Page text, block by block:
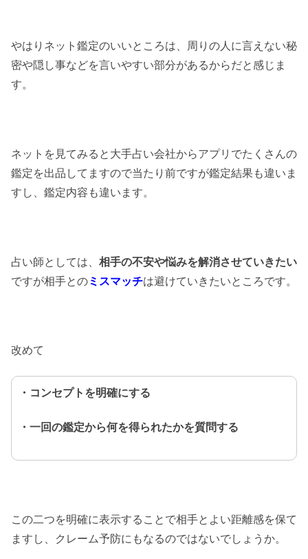
やはりネット鑑定のいいところは、周りの人に言えない秘
密や隠し事などを言いやすい部分があるからだと感じま
す。
ネットを見てみると大手占い会社からアプリでたくさんの
鑑定を出品してますので当たり前ですが鑑定結果も違いま
すし、鑑定内容も違います。
占い師としては、 相手の不安や悩みを解消させていきたい
ですが相手とのミスマッチは避けていきたいところです。
改めて
・コンセプトを明確にする
・一回の鑑定から何を得られたかを質問する
この二つを明確に表示することで相手とよい距離感を保て
ますし、クレーム予防にもなるのではないでしょうか。